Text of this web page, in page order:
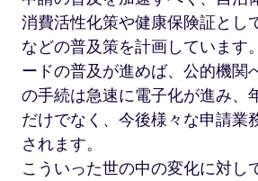
消費活性化策や健康保険証とし
などの普及策を計画しています
ードの普及が進めば、公的機関
の手続は急速に電子化が進み、
だけでなく、今後様々な申請業
されます。
こういった世の中の変化に対し